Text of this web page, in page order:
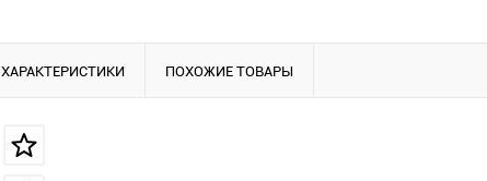
ХАРАКТЕРИСТИКИ ПОХОЖИЕ ТОВАРЫ